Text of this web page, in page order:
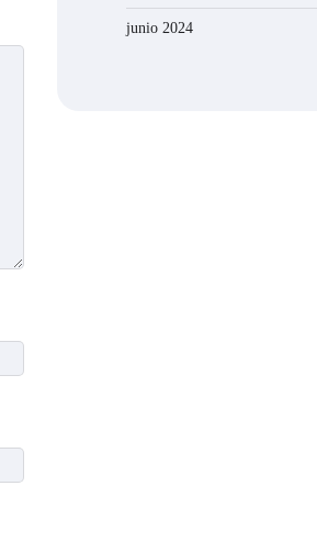
junio 2024